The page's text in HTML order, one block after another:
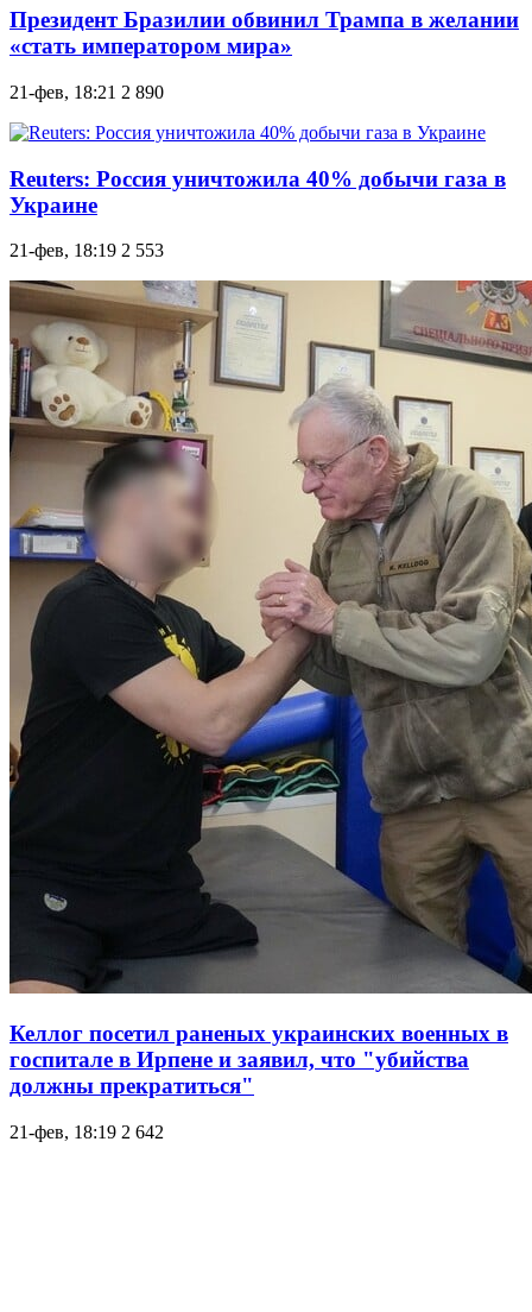
Президент Бразилии обвинил Трампа в желании
«стать императором мира»
21-фев, 18:21 2 890
Reuters: Россия уничтожила 40% добычи газа в
Украине
21-фев, 18:19 2 553
Келлог посетил раненых украинских военных в
госпитале в Ирпене и заявил, что "убийства
должны прекратиться"
21-фев, 18:19 2 642